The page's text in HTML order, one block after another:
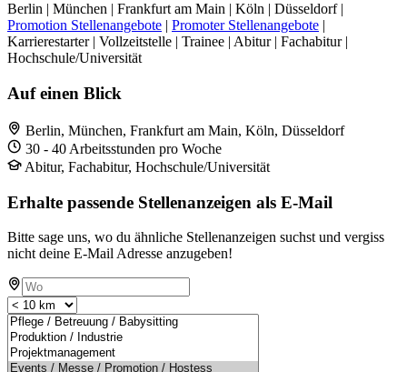
Berlin | München | Frankfurt am Main | Köln | Düsseldorf |
Promotion Stellenangebote | Promoter Stellenangebote |
Karrierestarter | Vollzeitstelle | Trainee | Abitur | Fachabitur |
Hochschule/Universität
Auf einen Blick
Berlin, München, Frankfurt am Main, Köln, Düsseldorf
30 - 40 Arbeitsstunden pro Woche
Abitur, Fachabitur, Hochschule/Universität
Erhalte passende Stellenanzeigen als E-Mail
Bitte sage uns, wo du ähnliche Stellenanzeigen suchst und vergiss
nicht deine E-Mail Adresse anzugeben!